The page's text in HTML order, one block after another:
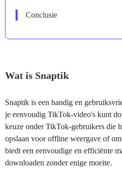
Conclusie
Wat is Snaptik
Snaptik is een handig en
je eenvoudig TikTok-video's kunt
keuze onder TikTok-gebruikers die
opslaan voor offline weergave of
biedt een eenvoudige en efficiënte
downloaden zonder enige moeite.